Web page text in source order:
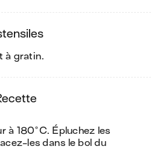
à gratin.
recette
à 180°C. Épluchez les
les dans le bol du